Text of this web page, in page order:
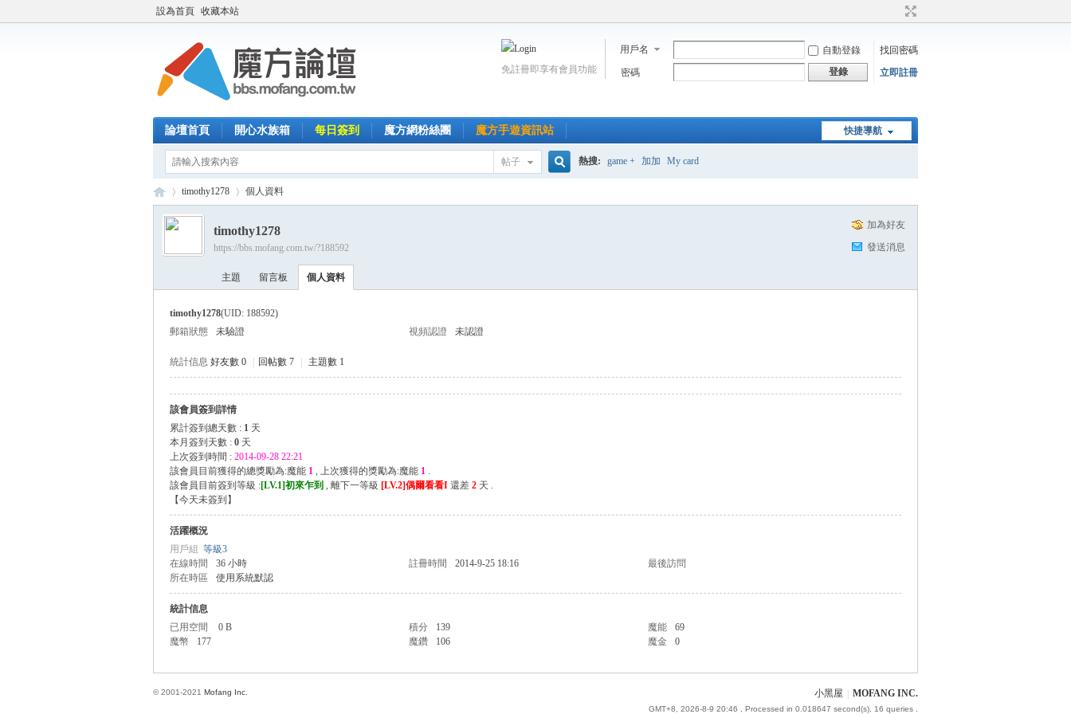
設為首頁 收藏本站
用戶名 自動登錄
找回密碼
密碼
登錄 立即註冊
免註冊即享有會員功能
快捷導航
論壇首頁 開心水族箱 每日簽到 魔方網粉絲團 魔方手遊資訊站
帖子 熱搜: game + 加加 My card
›
timothy1278 個人資料
加為好友
發送消息
timothy1278
https://bbs.mofang.com.tw/?188592
主題 留言板 個人資料
timothy1278(UID: 188592)
郵箱狀態
未驗證 視頻認證 未認證
統計信息 好友數 0 回帖數 7 主題數 1
該會員簽到詳情
累計簽到總天數 : 1 天
本月簽到天數 : 0 天
上次簽到時間 : 2014-09-28 22:21
該會員目前獲得的總獎勵為:魔能 1 , 上次獲得的獎勵為:魔能 1 .
該會員目前簽到等級 :[LV.1]初來乍到 , 離下一等級 [LV.2]偶爾看看I 還差 2 天 .
【今天未簽到 】
活躍概況
用戶組 等級3
在線時間
36 小時 註冊時間 2014-9-25 18:16
最後訪問
所在時區
使用系統默認
統計信息
已用空間
0 B 積分 139 魔能
69
魔幣
177 魔鑽 106 魔金 0
小黑屋 MOFANG INC.
GMT+8, 2026-8-9 20:46 , Processed in 0.018647 second(s), 16 queries .
© 2001-2021 Mofang Inc.